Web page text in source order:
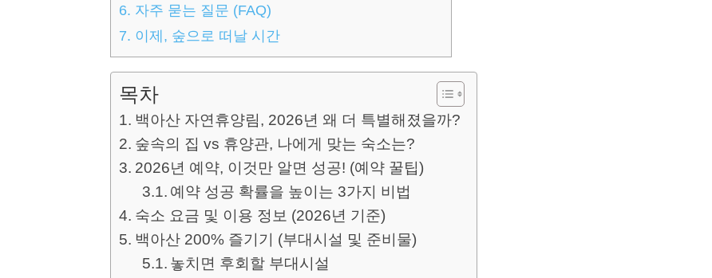
6. 자주 묻는 질문 (FAQ)
7. 이제, 숲으로 떠날 시간
목차
백아산 자연휴양림, 2026년 왜 더 특별해졌을까?
숲속의 집 vs 휴양관, 나에게 맞는 숙소는?
2026년 예약, 이것만 알면 성공! (예약 꿀팁)
예약 성공 확률을 높이는 3가지 비법
숙소 요금 및 이용 정보 (2026년 기준)
백아산 200% 즐기기 (부대시설 및 준비물)
놓치면 후회할 부대시설